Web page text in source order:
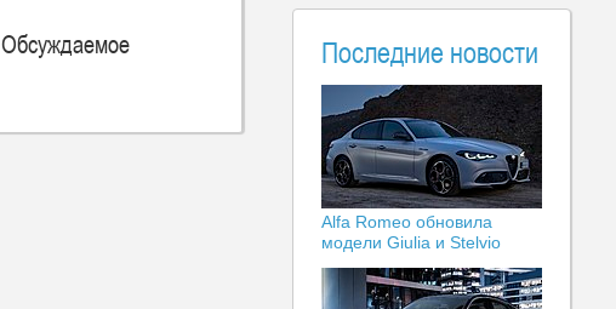
Последние новости
Alfa Romeo обновила
модели Giulia и Stelvio
Обсуждаемое